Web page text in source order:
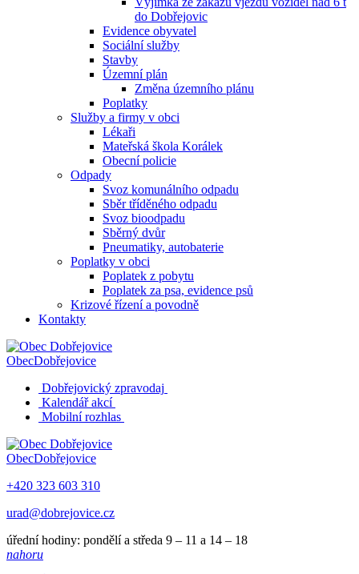
do Dobřejovic
Evidence obyvatel
Sociální služby
Stavby
Územní plán
Změna územního plánu
Poplatky
Služby a firmy v obci
Lékaři
Mateřská škola Korálek
Obecní policie
Odpady
Svoz komunálního odpadu
Sběr tříděného odpadu
Svoz bioodpadu
Sběrný dvůr
Pneumatiky, autobaterie
Poplatky v obci
Poplatek z pobytu
Poplatek za psa, evidence psů
Krizové řízení a povodně
Kontakty
ObecDobřejovice
Dobřejovický zpravodaj
Kalendář akcí
Mobilní rozhlas
ObecDobřejovice
+420 323 603 310
urad@dobrejovice.cz
úřední hodiny: pondělí a středa 9 – 11 a 14 – 18
nahoru